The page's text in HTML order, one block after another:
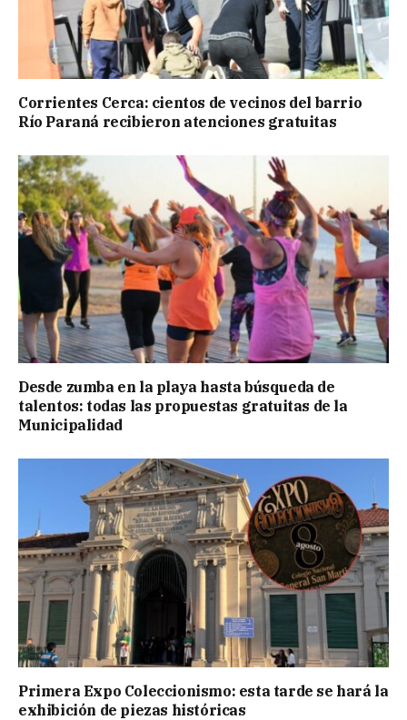
Corrientes Cerca: cientos de vecinos del barrio
Río Paraná recibieron atenciones gratuitas
Desde zumba en la playa hasta búsqueda de
talentos: todas las propuestas gratuitas de la
Municipalidad
Primera Expo Coleccionismo: esta tarde se hará la
exhibición de piezas históricas